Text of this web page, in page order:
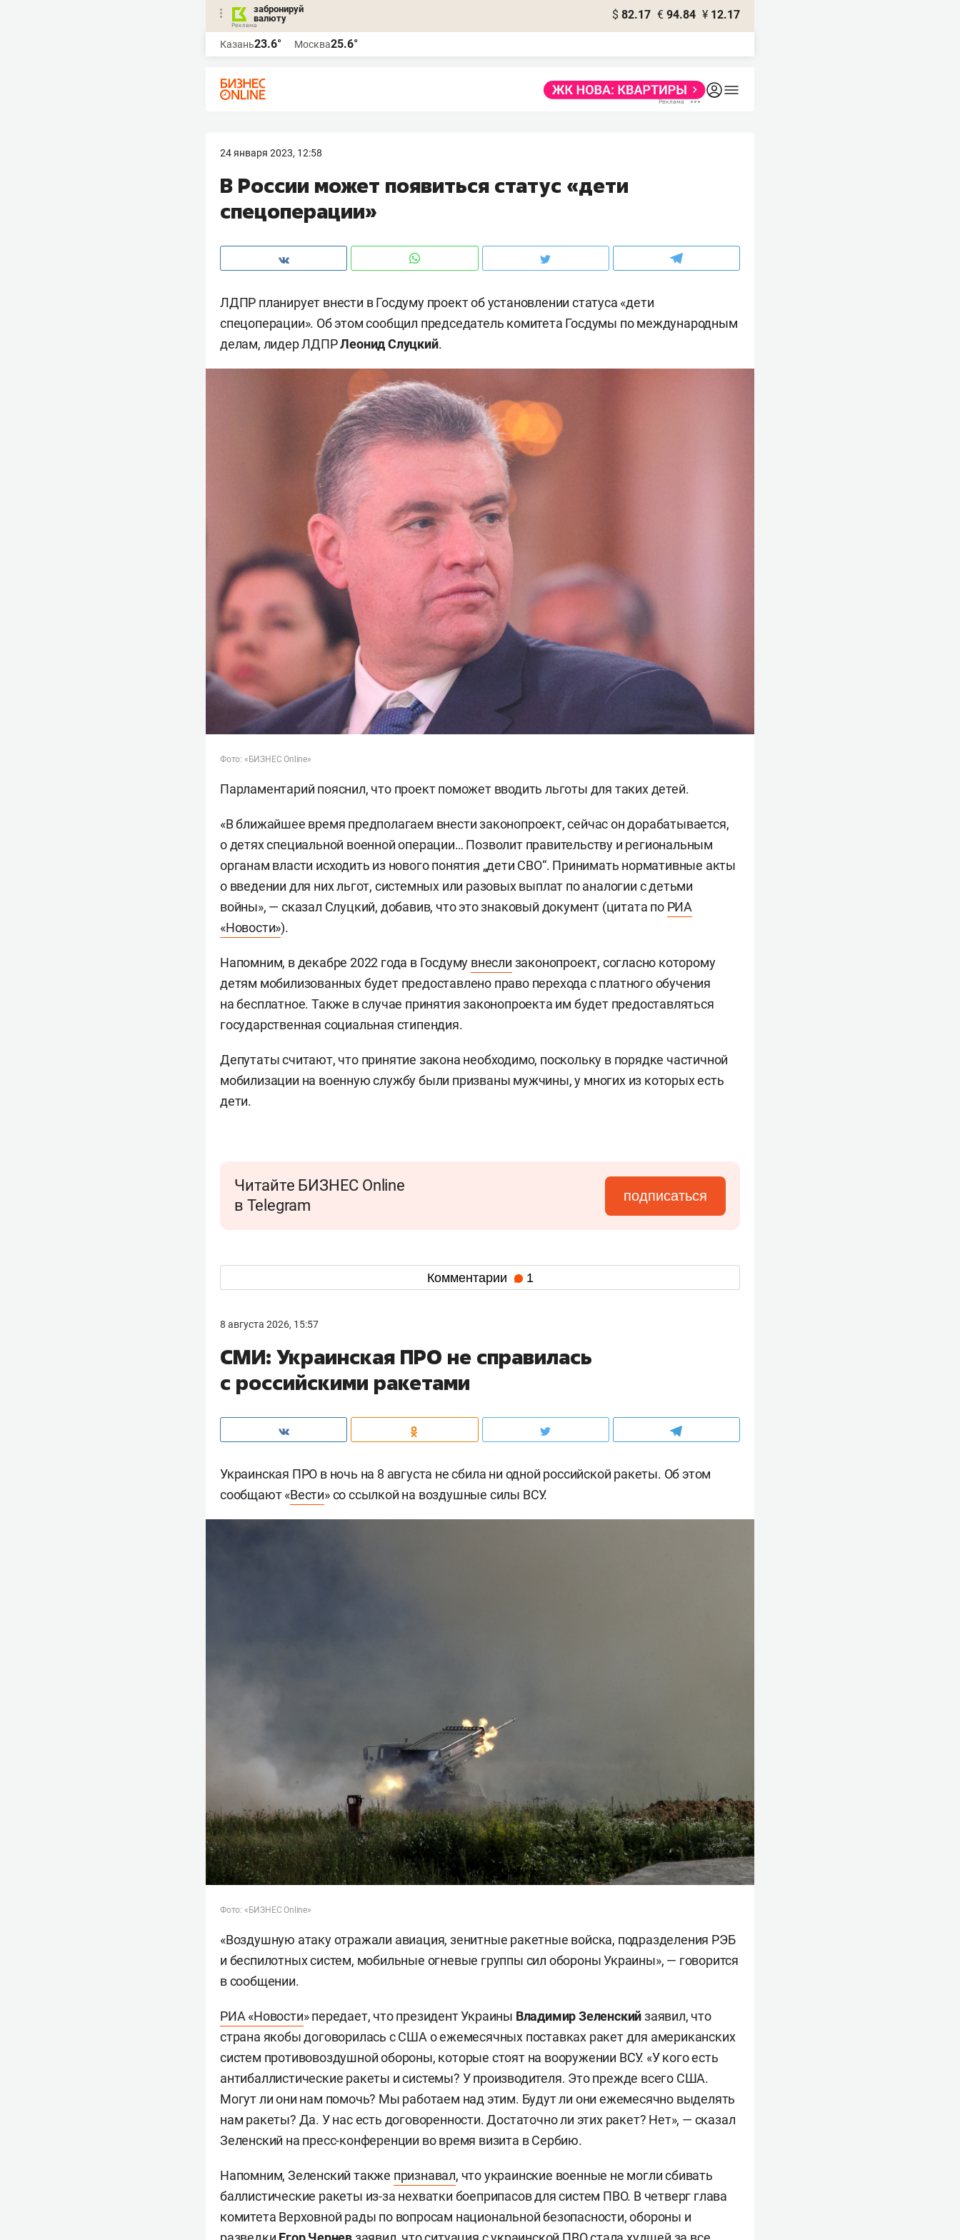
забронируй
валюту
$ 82.17 € 94.84 ¥ 12.17
Казань23.6° Москва25.6°
24 января 2023, 12:58
В России может появиться статус «дети
спецоперации»
ЛДПР планирует внести в Госдуму проект об установлении статуса «дети
спецоперации». Об этом сообщил председатель комитета Госдумы по международным
делам, лидер ЛДПРЛеонид Слуцкий.
Фото: «БИЗНЕС Online»
Парламентарий пояснил, что проект поможет вводить льготы для таких детей.
«В ближайшее время предполагаем внести законопроект, сейчас он дорабатывается,
о детях специальной военной операции… Позволит правительству и региональным
органам власти исходить из нового понятия „дети СВО“. Принимать нормативные акты
о введении для них льгот, системных или разовых выплат по аналогии с детьми
войны», — сказал Слуцкий, добавив, что это знаковый документ (цитата по РИА
«Новости»).
Напомним, в декабре 2022 года в Госдуму внесли законопроект, согласно которому
детям мобилизованных будет предоставлено право перехода с платного обучения
на бесплатное. Также в случае принятия законопроекта им будет предоставляться
государственная социальная стипендия.
Депутаты считают, что принятие закона необходимо, поскольку в порядке частичной
мобилизации на военную службу были призваны мужчины, у многих из которых есть
дети.
Читайте БИЗНЕС Online
в Telegram
подписаться
Комментарии 1
8 августа 2026, 15:57
СМИ: Украинская ПРО не справилась
с российскими ракетами
Украинская ПРО в ночь на 8 августа не сбила ни одной российской ракеты. Об этом
сообщают «Вести» со ссылкой на воздушные силы ВСУ.
Фото: «БИЗНЕС Online»
«Воздушную атаку отражали авиация, зенитные ракетные войска, подразделения РЭБ
и беспилотных систем, мобильные огневые группы сил обороны Украины», — говорится
в сообщении.
РИА «Новости» передает, что президент Украины Владимир Зеленскийзаявил, что
страна якобы договорилась с США о ежемесячных поставках ракет для американских
систем противовоздушной обороны, которые стоят на вооружении ВСУ. «У кого есть
антибаллистические ракеты и системы? У производителя. Это прежде всего США.
Могут ли они нам помочь? Мы работаем над этим. Будут ли они ежемесячно выделять
нам ракеты? Да. У нас есть договоренности. Достаточно ли этих ракет? Нет», — сказал
Зеленский на пресс-конференции во время визита в Сербию.
Напомним, Зеленский также признавал, что украинские военные не могли сбивать
баллистические ракеты из-за нехватки боеприпасов для систем ПВО. В четверг глава
комитета Верховной рады по вопросам национальной безопасности, обороны и